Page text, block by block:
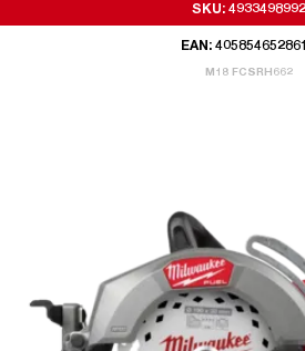
SKU: 4933498992
EAN:
M18 FCSRH662